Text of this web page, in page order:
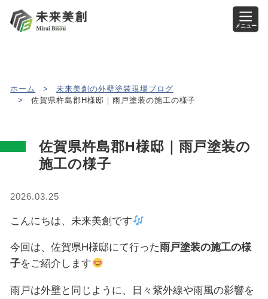
メニュー
ホーム >
未来美創の外壁塗装現場ブログ
>
佐賀県杵島郡H様邸｜雨戸塗装の施工の様子
佐賀県杵島郡H様邸｜雨戸塗装の
施工の様子
2026.03.25
こんにちは、未来美創です
今回は、佐賀県H様邸にて行った雨戸塗装の施工の様
子をご紹介します
雨戸は外壁と同じように、日々紫外線や雨風の影響を